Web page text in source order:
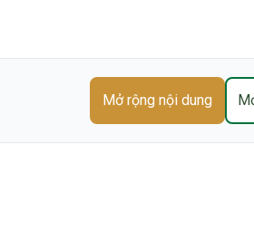
Mở rộng nội dung